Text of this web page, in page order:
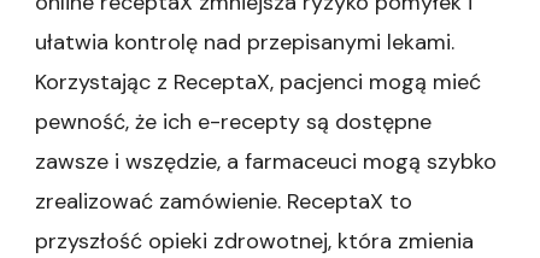
ułatwia kontrolę nad przepisanymi lekami.
Korzystając z ReceptaX, pacjenci mogą mieć
pewność, że ich e-recepty są dostępne
zawsze i wszędzie, a farmaceuci mogą szybko
zrealizować zamówienie. ReceptaX to
przyszłość opieki zdrowotnej, która zmienia